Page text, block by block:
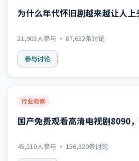
为什么年代怀旧剧越来越让人上
21,903人参与 · 87,652条讨论
参与讨论
行业观察
国产免费观看高清电视剧8090，
45,210人参与 · 156,320条讨论